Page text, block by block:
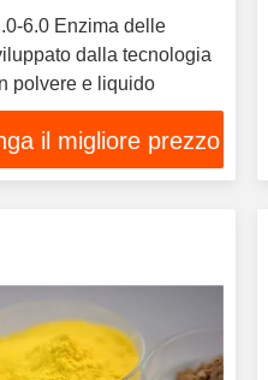
6.0 Enzima delle
dalla tecnologia
polvere e liquido
il migliore prezzo